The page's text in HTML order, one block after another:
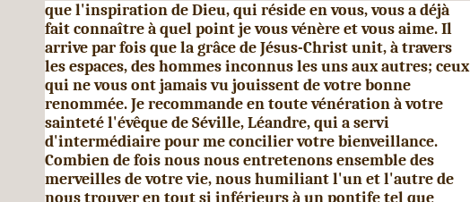
que l'inspiration de Dieu, qui réside en vous, vous a déjà
fait connaître à quel point je vous vénère et vous aime. Il
arrive par fois que la grâce de Jésus-Christ unit, à travers
les espaces, des hommes inconnus les uns aux autres; ceux
qui ne vous ont jamais vu jouissent de votre bonne
renommée. Je recommande en toute vénération à votre
sainteté l'évêque de Séville, Léandre, qui a servi
d'intermédiaire pour me concilier votre bienveillance.
Combien de fois nous nous entretenons ensemble des
merveilles de votre vie, nous humiliant l'un et l'autre de
nous trouver en tout si inférieurs à un pontife tel que